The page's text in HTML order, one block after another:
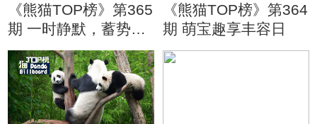
《熊猫TOP榜》第365
期 一时静默，蓄势待
发
《熊猫TOP榜》第364
期 萌宝趣享丰容日